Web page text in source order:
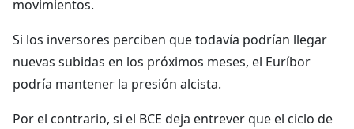
movimientos.
Si los inversores perciben que todavía podrían llegar
nuevas subidas en los próximos meses, el Euríbor
podría mantener la presión alcista.
Por el contrario, si el BCE deja entrever que el ciclo de